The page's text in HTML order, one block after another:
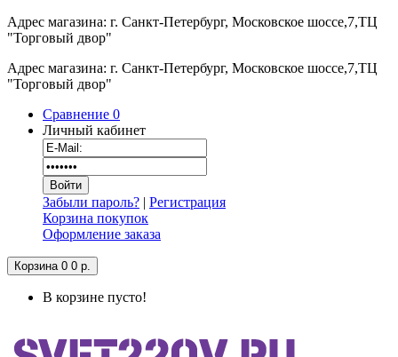
Адрес магазина: г. Санкт-Петербург, Московское шоссе,7,ТЦ
"Торговый двор"
Адрес магазина: г. Санкт-Петербург, Московское шоссе,7,ТЦ
"Торговый двор"
Сравнение 0
Личный кабинет
Забыли пароль? | Регистрация
Корзина покупок
Оформление заказа
Корзина 0 0 р.
В корзине пусто!